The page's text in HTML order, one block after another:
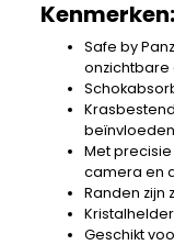
Kenmerken:
Safe by
onzichtbare
beïnvloeden
Met
camera en
Randen
Kristalhelder
Geschikt